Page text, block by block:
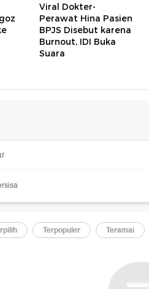
Viral Dokter-
Perawat Hina Pasien
BPJS Disebut karena
Burnout, IDI Buka
Suara